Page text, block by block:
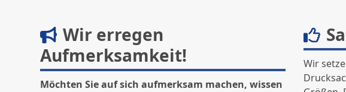
Wir erregen
Aufmerksamkeit!
Möchten Sie auf sich aufmerksam machen, wissen
Wir